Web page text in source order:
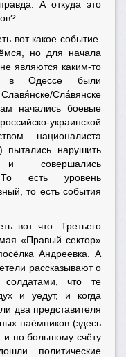
А откуда это
вот какое событие.
но для начала
являются каким-то
в Одессе были
Славя́нске/Сла́вянске
начались боевые
украинской
националиста
нарушить
и совершались
То есть уровень
то есть события
вот что. Третьего
«Правый сектор»
Андреевка . А
рассказывают о
что те
и уедут, и когда
два представителя
наёмников (здесь
по большому счёту
политические